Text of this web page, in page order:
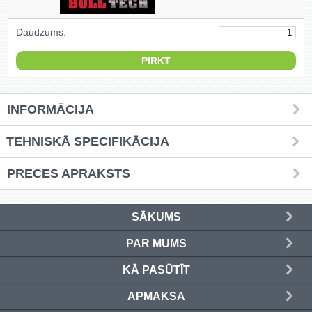
Daudzums:
INFORMĀCIJA
TEHNISKĀ SPECIFIKĀCIJA
PRECES APRAKSTS
SĀKUMS
PAR MUMS
KĀ PASŪTĪT
APMAKSA
(50)
Hidrauliskās preses (20)
Hidrauliskie instrumenti (40)
Instrumentu komplekti (554)
Instrumentu rezerves daļas (37)
Kompresori (157)
Krāsošanas instrumenti (133)
Laivu dzinēji (12)
LED produkti (73)